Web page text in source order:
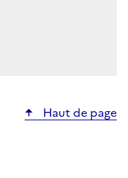
Haut de page